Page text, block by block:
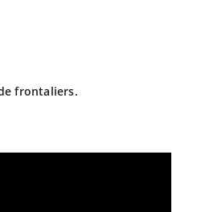
frontaliers.